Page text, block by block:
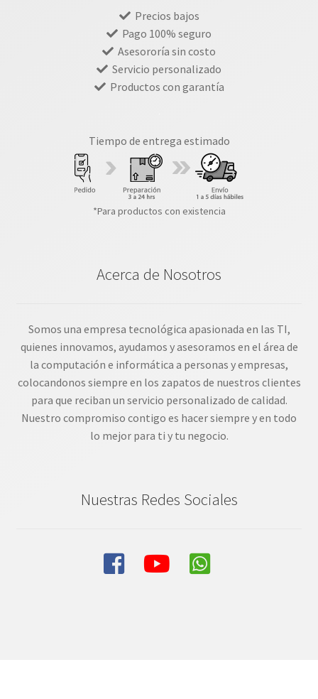
Precios bajos
Pago 100% seguro
Asesororía sin costo
Servicio personalizado
Productos con garantía
Tiempo de entrega estimado
*Para productos con existencia
Acerca de Nosotros
Somos una empresa tecnológica apasionada en las TI,
quienes innovamos, ayudamos y asesoramos en el área de
la computación e informática a personas y empresas,
colocandonos siempre en los zapatos de nuestros clientes
para que reciban un servicio personalizado de calidad.
Nuestro compromiso contigo es hacer siempre y en todo
lo mejor para ti y tu negocio.
Nuestras Redes Sociales